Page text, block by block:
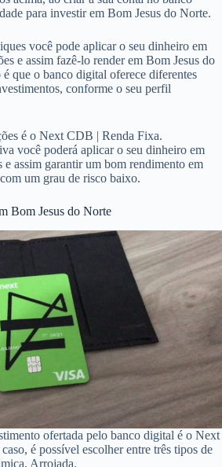
para investir em Bom Jesus do Norte.
você pode aplicar o seu dinheiro em
e assim fazê-lo render em Bom Jesus do
que o banco digital oferece diferentes
conforme o seu perfil
é o Next CDB | Renda Fixa.
você poderá aplicar o seu dinheiro em
assim garantir um bom rendimento em
um grau de risco baixo.
Bom Jesus do Norte
ofertada pelo banco digital é o Next
é possível escolher entre três tipos de
Arrojada.